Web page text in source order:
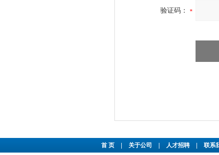
验证码：
首 页 关于公司 人才招聘 联系